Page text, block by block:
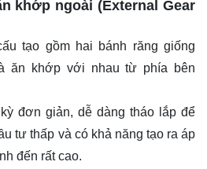
khớp ngoài (External Gear
tạo gồm hai bánh răng giống
ăn khớp với nhau từ phía bên
đơn giản, dễ dàng tháo lắp để
tư thấp và có khả năng tạo ra áp
đến rất cao.